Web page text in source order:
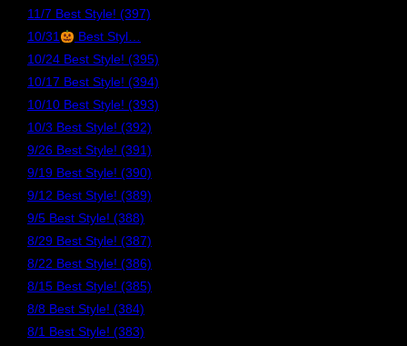
11/7 Best Style! (397)
10/31
Best Styl…
10/24 Best Style! (395)
10/17 Best Style! (394)
10/10 Best Style! (393)
10/3 Best Style! (392)
9/26 Best Style! (391)
9/19 Best Style! (390)
9/12 Best Style! (389)
9/5 Best Style! (388)
8/29 Best Style! (387)
8/22 Best Style! (386)
8/15 Best Style! (385)
8/8 Best Style! (384)
8/1 Best Style! (383)